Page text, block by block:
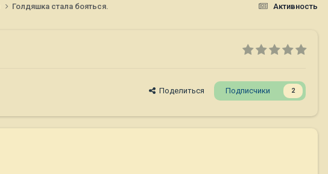
Активность
Голдяшка стала бояться.
Поделиться Подписчики 2